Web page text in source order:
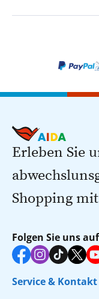
Erleben Sie
Shopping
Folgen Sie uns auf
Service & Kontakt